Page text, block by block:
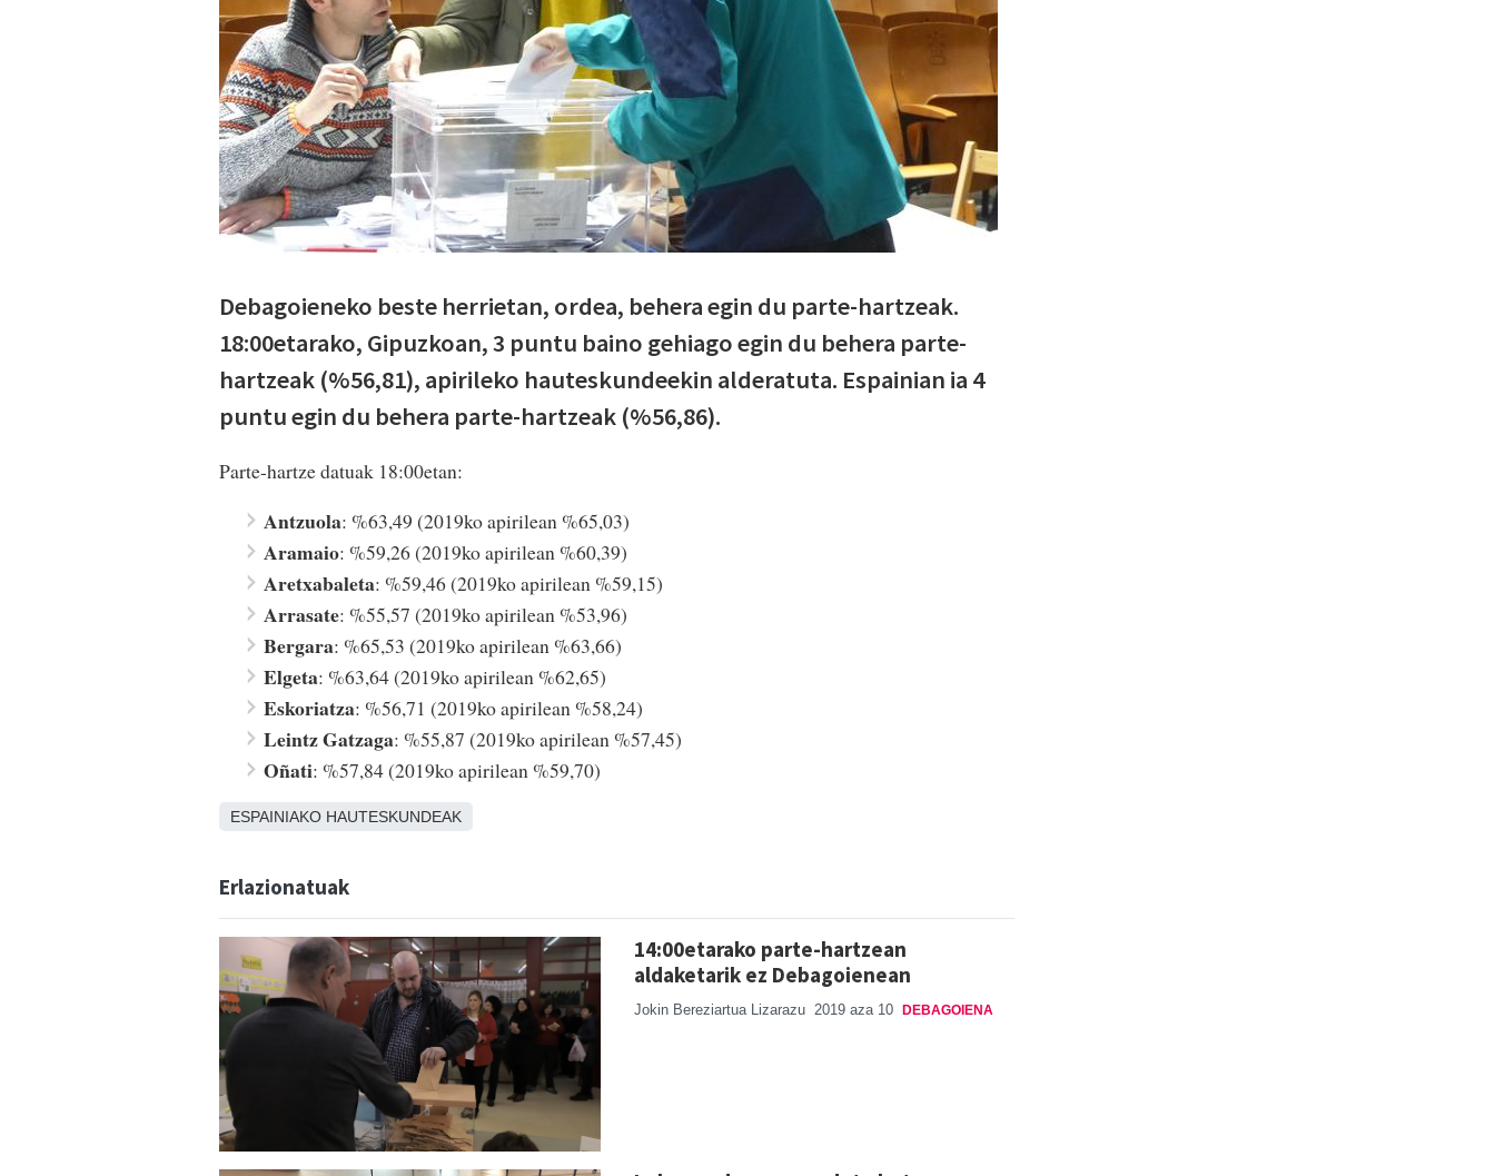
Debagoieneko beste herrietan, ordea, behera egin du parte-hartzeak.
18:00etarako, Gipuzkoan, 3 puntu baino gehiago egin du behera parte-
hartzeak (%56,81), apirileko hauteskundeekin alderatuta. Espainian ia 4
puntu egin du behera parte-hartzeak (%56,86).
Parte-hartze datuak 18:00etan:
Antzuola: %63,49 (2019ko apirilean %65,03)
Aramaio: %59,26 (2019ko apirilean %60,39)
Aretxabaleta: %59,46 (2019ko apirilean %59,15)
Arrasate: %55,57 (2019ko apirilean %53,96)
Bergara: %65,53 (2019ko apirilean %63,66)
Elgeta: %63,64 (2019ko apirilean %62,65)
Eskoriatza: %56,71 (2019ko apirilean %58,24)
Leintz Gatzaga: %55,87 (2019ko apirilean %57,45)
Oñati: %57,84 (2019ko apirilean %59,70)
ESPAINIAKO HAUTESKUNDEAK
Erlazionatuak
14:00etarako parte-hartzean
aldaketarik ez Debagoienean
Jokin Bereziartua Lizarazu 2019 aza 10 DEBAGOIENA